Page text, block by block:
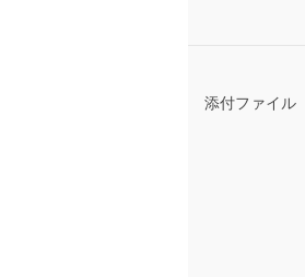
添付ファイル